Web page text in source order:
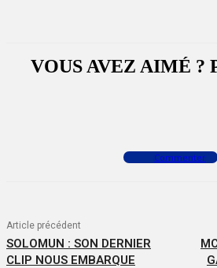
VOUS AVEZ AIMÉ ?
Commenter
Article précédent
SOLOMUN : SON DERNIER
CLIP NOUS EMBARQUE